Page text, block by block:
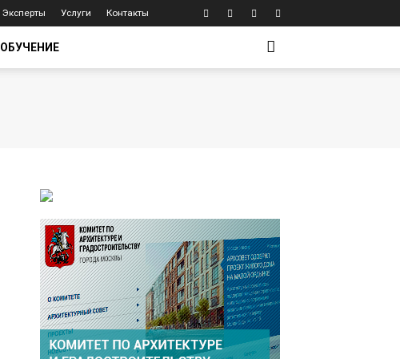
Эксперты Услуги Контакты
ОБУЧЕНИЕ